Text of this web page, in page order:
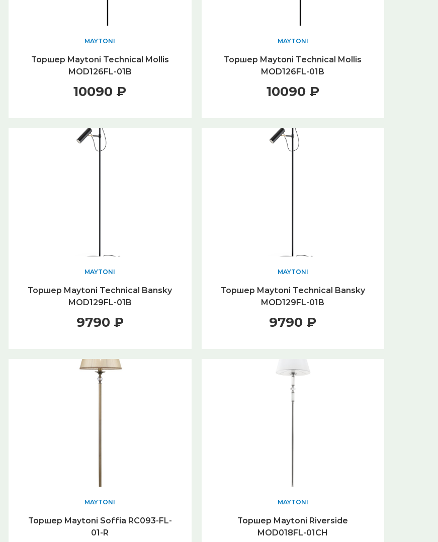
MAYTONI
Торшер Maytoni Technical Mollis
MOD126FL-01B
10090 ₽
MAYTONI
Торшер Maytoni Technical Mollis
MOD126FL-01B
10090 ₽
MAYTONI
Торшер Maytoni Technical Bansky
MOD129FL-01B
9790 ₽
MAYTONI
Торшер Maytoni Technical Bansky
MOD129FL-01B
9790 ₽
MAYTONI
Торшер Maytoni Soffia RC093-FL-
01-R
MAYTONI
Торшер Maytoni Riverside
MOD018FL-01CH